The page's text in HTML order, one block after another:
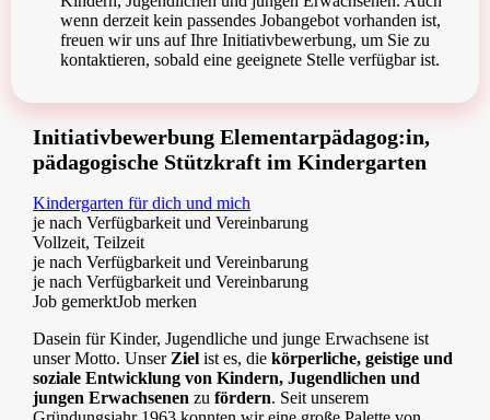
wenn derzeit kein passendes Jobangebot vorhanden ist,
freuen wir uns auf Ihre Initiativbewerbung, um Sie zu
kontaktieren, sobald eine geeignete Stelle verfügbar ist.
Initiativbewerbung Elementarpädagog:in,
pädagogische Stützkraft im Kindergarten
Kindergarten für dich und mich
je nach Verfügbarkeit und Vereinbarung
Vollzeit, Teilzeit
je nach Verfügbarkeit und Vereinbarung
je nach Verfügbarkeit und Vereinbarung
Job gemerktJob merken
Dasein für Kinder, Jugendliche und junge Erwachsene ist
unser Motto. Unser Ziel ist es, die körperliche, geistige und
soziale Entwicklung von Kindern, Jugendlichen und
jungen Erwachsenen zu fördern. Seit unserem